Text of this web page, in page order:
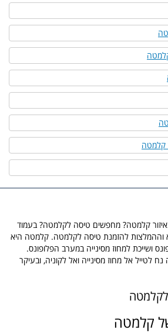
קלמטה
קלמטה? מחפשים טיסה לקלמטה? בעמוד
להזמנת טיסה לקלמטה. קלמטה היא
ושייכת למחוז מסינייה במערב הפלופונס.
אל מחוז מסינייה ואל לקוניה, ובעיקר
לקלמטה
קלמטה